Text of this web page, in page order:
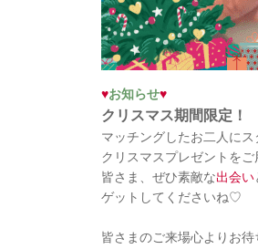
♥お知らせ♥
クリスマス期間限定！
マッチングしたお二人にス
クリスマスプレゼントをご
皆さま、ぜひ素敵な出会い
ゲットしてくださいね♡
皆さまのご来場心よりお待